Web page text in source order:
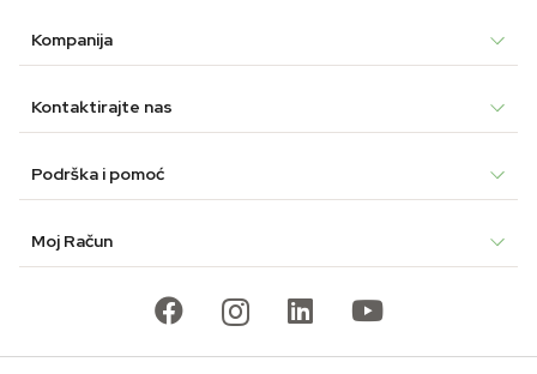
Kompanija
Kontaktirajte nas
Podrška i pomoć
Moj Račun